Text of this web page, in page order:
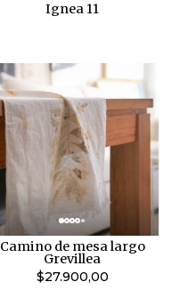
Ignea 11
Camino de mesa largo
Grevillea
$27.900,00